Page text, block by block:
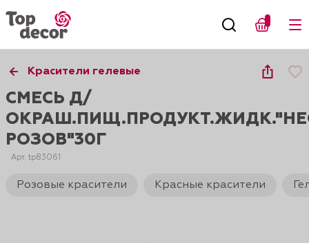
Красители гелевые
СМЕСЬ Д/
РОЗОВ"30Г
Арт. tp83061
Розовые красители Красные красители